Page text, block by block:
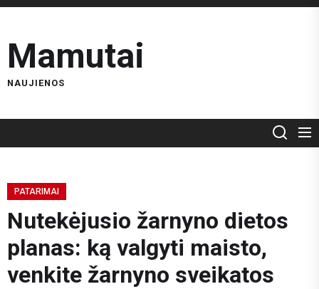
Skip
the
content
Mamutai
NAUJIENOS
PATARIMAI
Nutekėjusio žarnyno dietos
planas: ką valgyti maisto,
venkite žarnyno sveikatos